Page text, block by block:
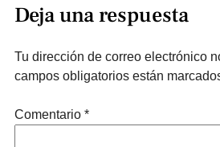
Deja una respuesta
Tu dirección de correo electrónico
campos obligatorios están
Comentario *